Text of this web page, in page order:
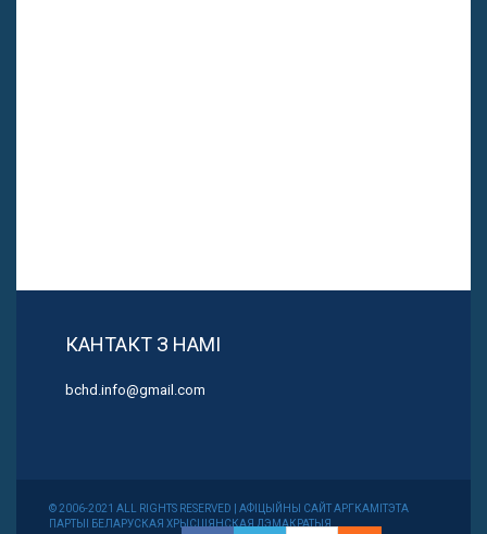
КАНТАКТ З НАМІ
bchd.info@gmail.com
© 2006-2021 ALL RIGHTS RESERVED | АФІЦЫЙНЫ САЙТ АРГКАМІТЭТА
ПАРТЫІ БЕЛАРУСКАЯ ХРЫСЦІЯНСКАЯ ДЭМАКРАТЫЯ